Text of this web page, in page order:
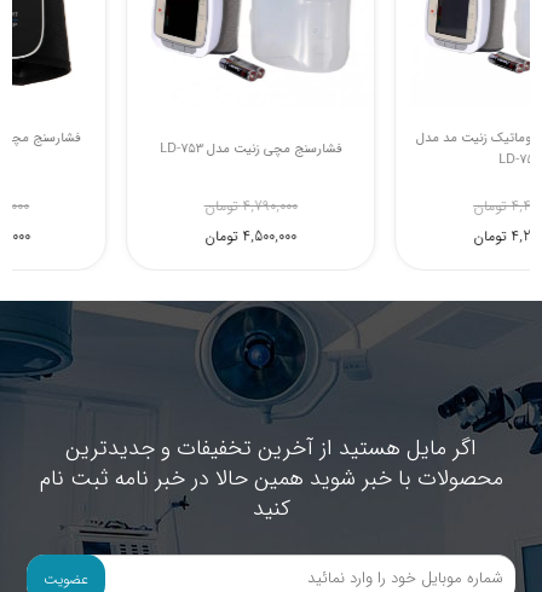
فشارسنج مچی زنیت مدل LD-753
فشارسنج مچی اتوماتیک زنیت مد مدل
اگر مایل هستید از آخرین تخفیفات و جدیدترین
محصولات با خبر شوید همین حالا در خبر نامه ثبت نام
کنید
عضویت